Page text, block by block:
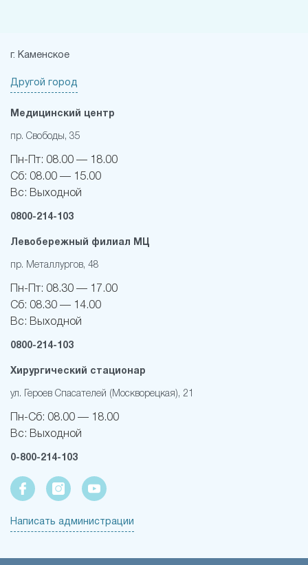
г. Каменское
Другой город
Медицинский центр
пр. Свободы, 35
Пн-Пт: 08.00 — 18.00
Сб: 08.00 — 15.00
Вс: Выходной
0800-214-103
Левобережный филиал МЦ
пр. Металлургов, 48
Пн-Пт: 08.30 — 17.00
Сб: 08.30 — 14.00
Вс: Выходной
0800-214-103
Хирургический стационар
ул. Героев Спасателей (Москворецкая), 21
Пн-Cб: 08.00 — 18.00
Вс: Выходной
0-800-214-103
Написать администрации